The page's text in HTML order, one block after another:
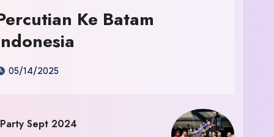
Ke Batam
05/14/2025
Sept 2024